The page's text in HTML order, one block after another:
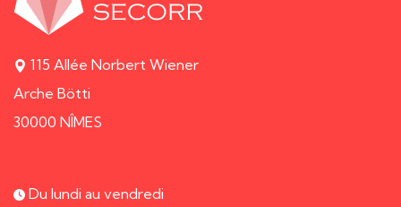
115 Allée Norbert Wiener
Arche Bötti
30000 NÎMES
Du lundi au vendredi